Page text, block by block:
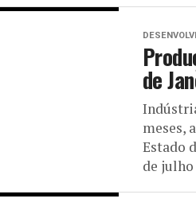
de
meses,
Estado
de julho